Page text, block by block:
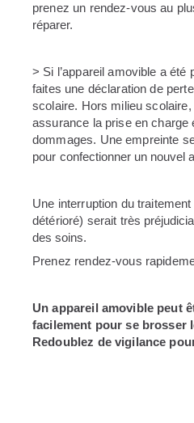
prenez un rendez-vous au
réparer.
> Si l’appareil amovible a été
faites une déclaration de
scolaire. Hors milieu
assurance la prise en charge
dommages. Une empreinte
pour confectionner un nouvel
Une interruption du
détérioré) serait très
des soins.
Prenez rendez-vous
Un appareil amovible peut
facilement pourse brosser
Redoublez de vigilance